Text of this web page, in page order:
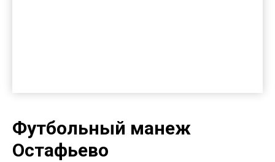
Футбольный манеж
Остафьево